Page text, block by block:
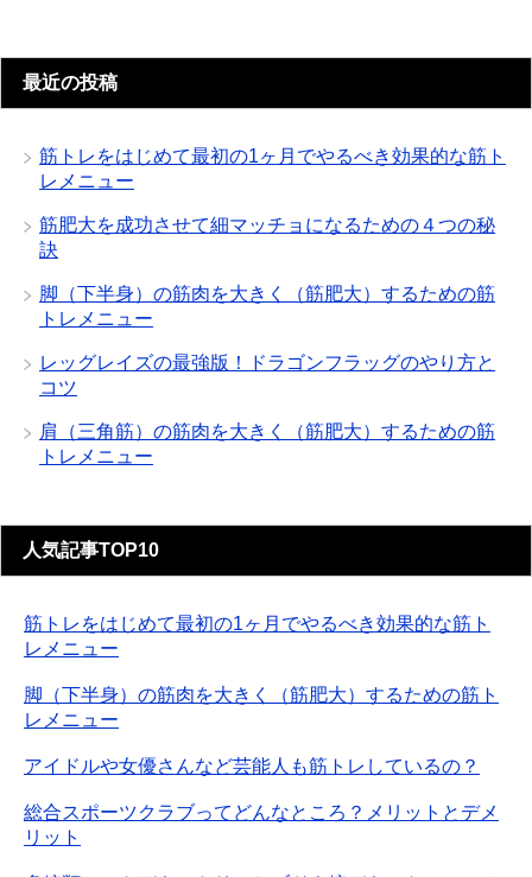
最近の投稿
筋トレをはじめて最初の1ヶ月でやるべき効果的な筋ト
レメニュー
筋肥大を成功させて細マッチョになるための４つの秘
訣
脚（下半身）の筋肉を大きく（筋肥大）するための筋
トレメニュー
レッグレイズの最強版！ドラゴンフラッグのやり方と
コツ
肩（三角筋）の筋肉を大きく（筋肥大）するための筋
トレメニュー
人気記事TOP10
筋トレをはじめて最初の1ヶ月でやるべき効果的な筋ト
レメニュー
脚（下半身）の筋肉を大きく（筋肥大）するための筋ト
レメニュー
アイドルや女優さんなど芸能人も筋トレしているの？
総合スポーツクラブってどんなところ？メリットとデメ
リット